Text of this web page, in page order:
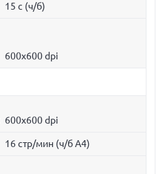
15 c (ч/б)
600x600 dpi
600x600 dpi
16 стр/мин (ч/б А4)